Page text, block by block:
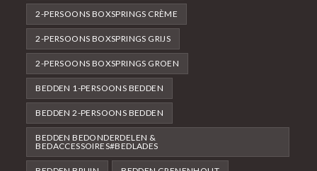
2-PERSOONS BOXSPRINGS CRÈME
2-PERSOONS BOXSPRINGS GRIJS
2-PERSOONS BOXSPRINGS GROEN
BEDDEN 1-PERSOONS BEDDEN
BEDDEN 2-PERSOONS BEDDEN
BEDDEN BEDONDERDELEN &
BEDACCESSOIRES#BEDLADES